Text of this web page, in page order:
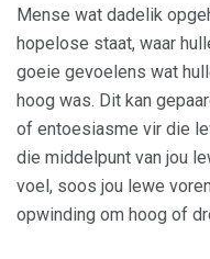
Mense wat dadelik
hopelose staat, waar
goeie gevoelens wat
hoog was. Dit kan
of entoesiasme vir die
die middelpunt van jou
voel, soos jou lewe
opwinding om hoog of